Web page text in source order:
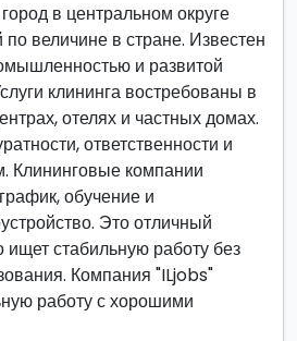
в центральном округе
величине в стране. Известен
и развитой
клининга востребованы в
отелях и частных домах.
ответственности и
Клининговые компании
обучение и
Это отличный
ищет стабильную работу без
Компания "ILjobs"
работу с хорошими